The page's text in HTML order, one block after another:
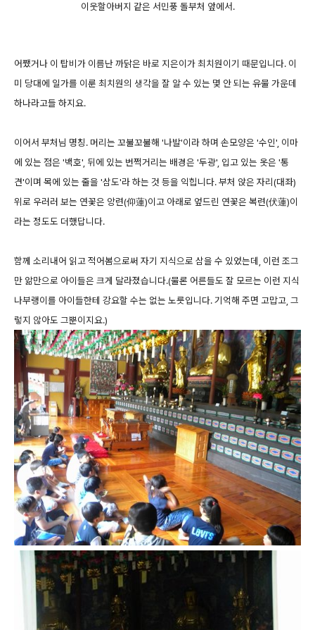
이웃할아버지 같은 서민풍 돌부처 앞에서.
어쨌거나 이 탑비가 이름난 까닭은 바로 지은이가 최치원이기 때문입니다. 이
미 당대에 일가를 이룬 최치원의 생각을 잘 알 수 있는 몇 안 되는 유물 가운데
하나라고들 하지요.
이어서 부처님 명칭. 머리는 꼬불꼬불해 '나발'이라 하며 손모양은 '수인', 이마
에 있는 점은 '백호', 뒤에 있는 번쩍거리는 배경은 '두광', 입고 있는 옷은 '통
견'이며 목에 있는 줄을 '삼도'라 하는 것 등을 익힙니다. 부처 앉은 자리(대좌)
위로 우러러 보는 연꽃은 앙련(仰蓮)이고 아래로 엎드린 연꽃은 복련(伏蓮)이
라는 정도도 더했답니다.
함께 소리내어 읽고 적어봄으로써 자기 지식으로 삼을 수 있었는데, 이런 조그
만 앎만으로 아이들은 크게 달라졌습니다.(물론 어른들도 잘 모르는 이런 지식
나부랭이를 아이들한테 강요할 수는 없는 노릇입니다. 기억해 주면 고맙고, 그
렇지 않아도 그뿐이지요.)